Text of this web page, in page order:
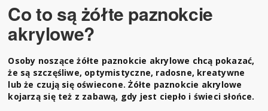
Co to są żółte paznokcie
akrylowe?
Osoby noszące żółte paznokcie akrylowe chcą pokazać,
że są szczęśliwe, optymistyczne, radosne, kreatywne
lub że czują się oświecone. Żółte paznokcie akrylowe
kojarzą się też z zabawą, gdy jest ciepło i świeci słońce.